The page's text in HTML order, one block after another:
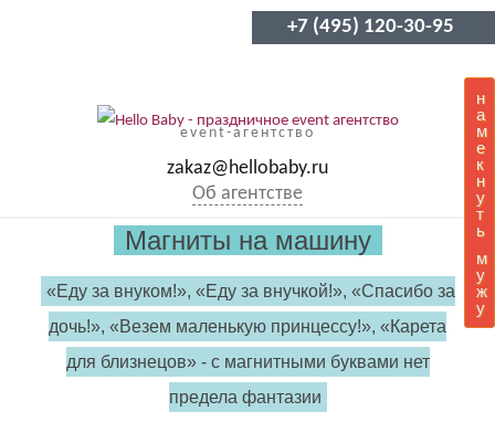
+7 (495) 120-30-95
event-агентство
zakaz@hellobaby.ru
Об агентстве
н
а
м
е
к
н
у
т
ь
м
у
ж
у
Магниты на машину
«Еду за внуком!», «Еду за внучкой!», «Спасибо за
дочь!», «Везем маленькую принцессу!», «Карета
для близнецов» - с магнитными буквами нет
предела фантазии